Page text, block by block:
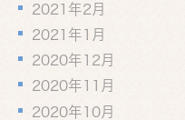
2021年2月
2021年1月
2020年12月
2020年11月
2020年10月